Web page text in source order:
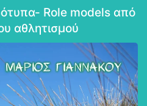
Role models από
αθλητισμού